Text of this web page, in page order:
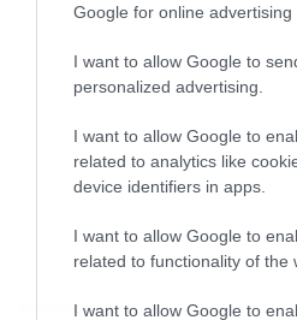
Google for online advertising
I want to allow Google to
personalized advertising.
I want to allow Google to
related to analytics like
device identifiers in apps.
I want to allow Google to
related to functionality of the
I want to allow Google to